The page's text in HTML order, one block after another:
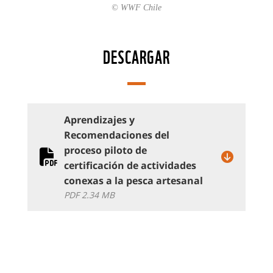
© WWF Chile
DESCARGAR
Aprendizajes y
Recomendaciones del
proceso piloto de
certificación de actividades
conexas a la pesca artesanal
PDF 2.34 MB